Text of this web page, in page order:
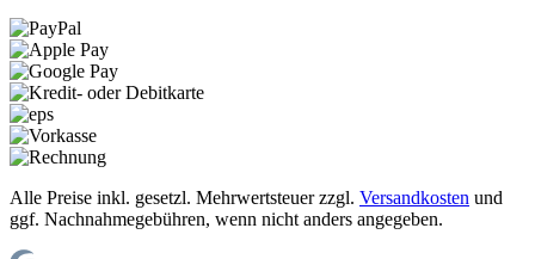
Alle Preise inkl. gesetzl. Mehrwertsteuer zzgl. Versandkosten und
ggf. Nachnahmegebühren, wenn nicht anders angegeben.